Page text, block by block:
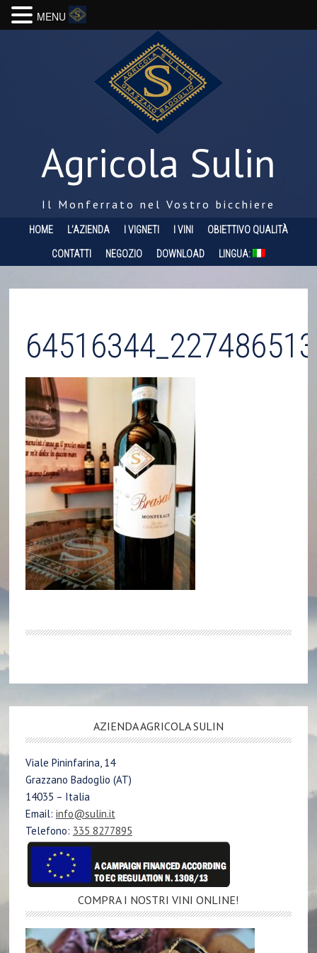
Agricola Sulin
Il Monferrato nel Vostro bicchiere
HOME L’AZIENDA I VIGNETI I VINI OBIETTIVO QUALITÀ
CONTATTI NEGOZIO DOWNLOAD LINGUA:
AZIENDA AGRICOLA SULIN
Viale Pininfarina, 14
Grazzano Badoglio (AT)
14035 – Italia
Email: info@sulin.it
Telefono: 335 8277895
COMPRA I NOSTRI VINI ONLINE!
MENU